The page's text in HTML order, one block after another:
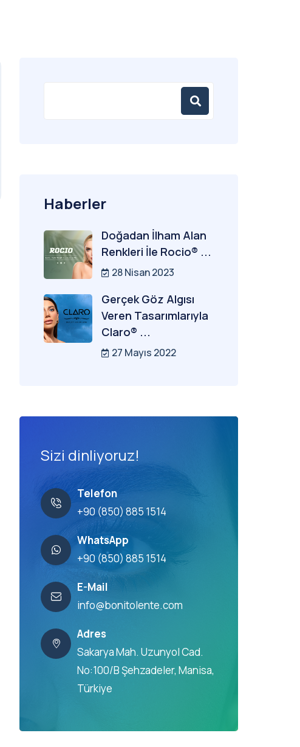
Haberler
Doğadan İlham Alan
Renkleri İle Rocio® ...
28 Nisan 2023
Gerçek Göz Algısı
Veren Tasarımlarıyla
Claro® ...
27 Mayıs 2022
Sizi dinliyoruz!
Telefon
+90 (850) 885 1514
WhatsApp
+90 (850) 885 1514
E-Mail
info@bonitolente.com
Adres
Sakarya Mah. Uzunyol Cad.
No:100/B Şehzadeler, Manisa,
Türkiye